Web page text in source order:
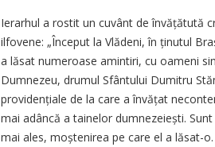
Ierarhul a rostit un cuvânt de învățătută
ilfovene: „Început la Vlă­deni, în ținutul
a lăsat numeroase amintiri, cu oameni
Dumnezeu, drumul Sfântului Dumitru
providențiale de la care a învățat
mai adâncă a tainelor dumne­zeiești.
mai ales, moștenirea pe care el a lăsat-